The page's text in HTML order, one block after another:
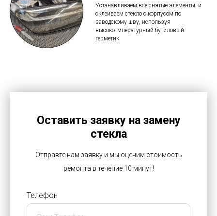
Устанавливаем все снятые элементы, и
склеиваем стекло с корпусом по
заводскому шву, используя
высокотмпературный бутиловый
герметик.
Оставить заявку на замену
стекла
Отправте нам заявку и мы оценим стоимость
ремонта в течение 10 минут!
Телефон